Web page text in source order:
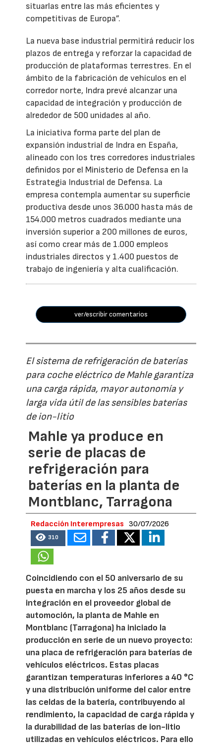
situarlas entre las más eficientes y
competitivas de Europa”.
La nueva base industrial permitirá reducir los
plazos de entrega y reforzar la capacidad de
producción de plataformas terrestres. En el
ámbito de la fabricación de vehículos en el
corredor norte, Indra prevé alcanzar una
capacidad de integración y producción de
alrededor de 500 unidades al año.
La iniciativa forma parte del plan de
expansión industrial de Indra en España,
alineado con los tres corredores industriales
definidos por el Ministerio de Defensa en la
Estrategia Industrial de Defensa. La
empresa contempla aumentar su superficie
productiva desde unos 36.000 hasta más de
154.000 metros cuadrados mediante una
inversión superior a 200 millones de euros,
así como crear más de 1.000 empleos
industriales directos y 1.400 puestos de
trabajo de ingeniería y alta cualificación.
ver/escribir comentarios
El sistema de refrigeración de baterías
para coche eléctrico de Mahle garantiza
una carga rápida, mayor autonomía y
larga vida útil de las sensibles baterías
de ion-litio
Mahle ya produce en
serie de placas de
refrigeración para
baterías en la planta de
Montblanc, Tarragona
Redacción Interempresas 30/07/2026
310
Coincidiendo con el 50 aniversario de su
puesta en marcha y los 25 años desde su
integración en el proveedor global de
automoción, la planta de Mahle en
Montblanc (Tarragona) ha iniciado la
producción en serie de un nuevo proyecto:
una placa de refrigeración para baterías de
vehículos eléctricos. Estas placas
garantizan temperaturas inferiores a 40 °C
y una distribución uniforme del calor entre
las celdas de la batería, contribuyendo al
rendimiento, la capacidad de carga rápida y
la durabilidad de las baterías de ion-litio
utilizadas en vehículos eléctricos. Para ello